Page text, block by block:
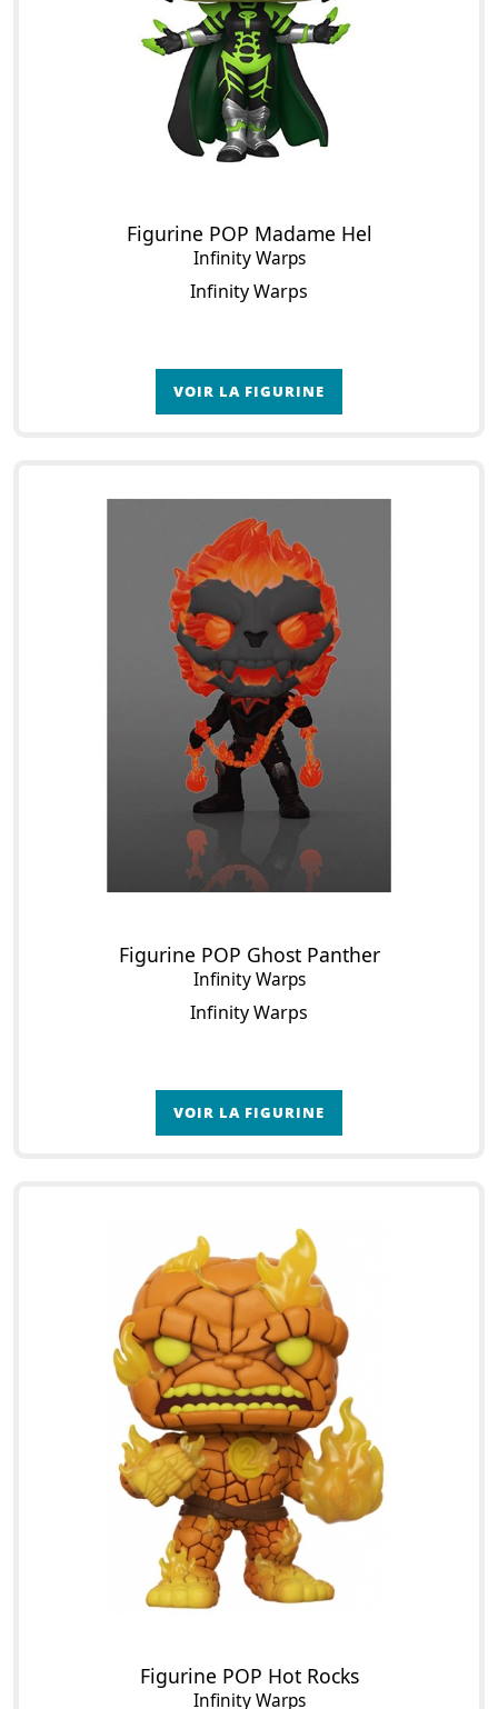
Figurine POP Madame Hel
Infinity Warps
Infinity Warps
VOIR LA FIGURINE
Figurine POP Ghost Panther
Infinity Warps
Infinity Warps
VOIR LA FIGURINE
Figurine POP Hot Rocks
Infinity Warps